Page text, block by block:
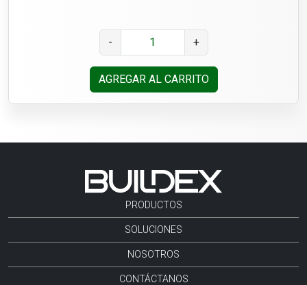
- +
AGREGAR AL CARRITO
PRODUCTOS
SOLUCIONES
NOSOTROS
CONTÁCTANOS